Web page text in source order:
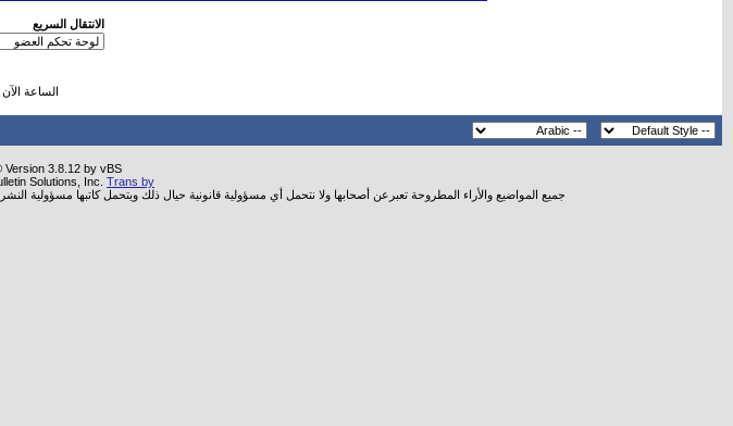
الانتقال السريع
الساعة الآن
Version 3.8.12 by vBS
Solutions, Inc. Trans by
جميع المواضيع والأراء المطروحة تعبرعن أصحابها ولا نتحمل أي مسؤولية قانونية حيال ذلك ويتحمل كاتبها